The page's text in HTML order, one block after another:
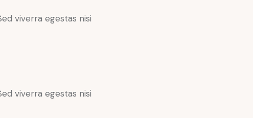
viverra egestas nisi
viverra egestas nisi